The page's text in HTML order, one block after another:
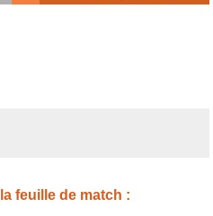
feuille de match :